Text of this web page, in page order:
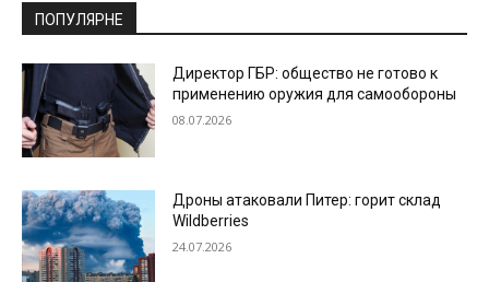
ПОПУЛЯРНЕ
Директор ГБР: общество не готово к
применению оружия для самообороны
08.07.2026
Дроны атаковали Питер: горит склад
Wildberries
24.07.2026